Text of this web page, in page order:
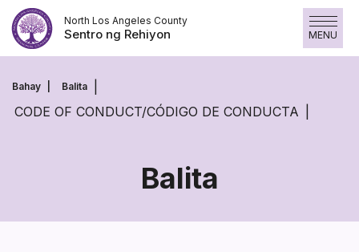
Laktawan
ang
nilalaman
North Los Angeles County
Sentro ng Rehiyon MENU
Bahay Balita
CODE OF CONDUCT/CÓDIGO DE CONDUCTA
Balita